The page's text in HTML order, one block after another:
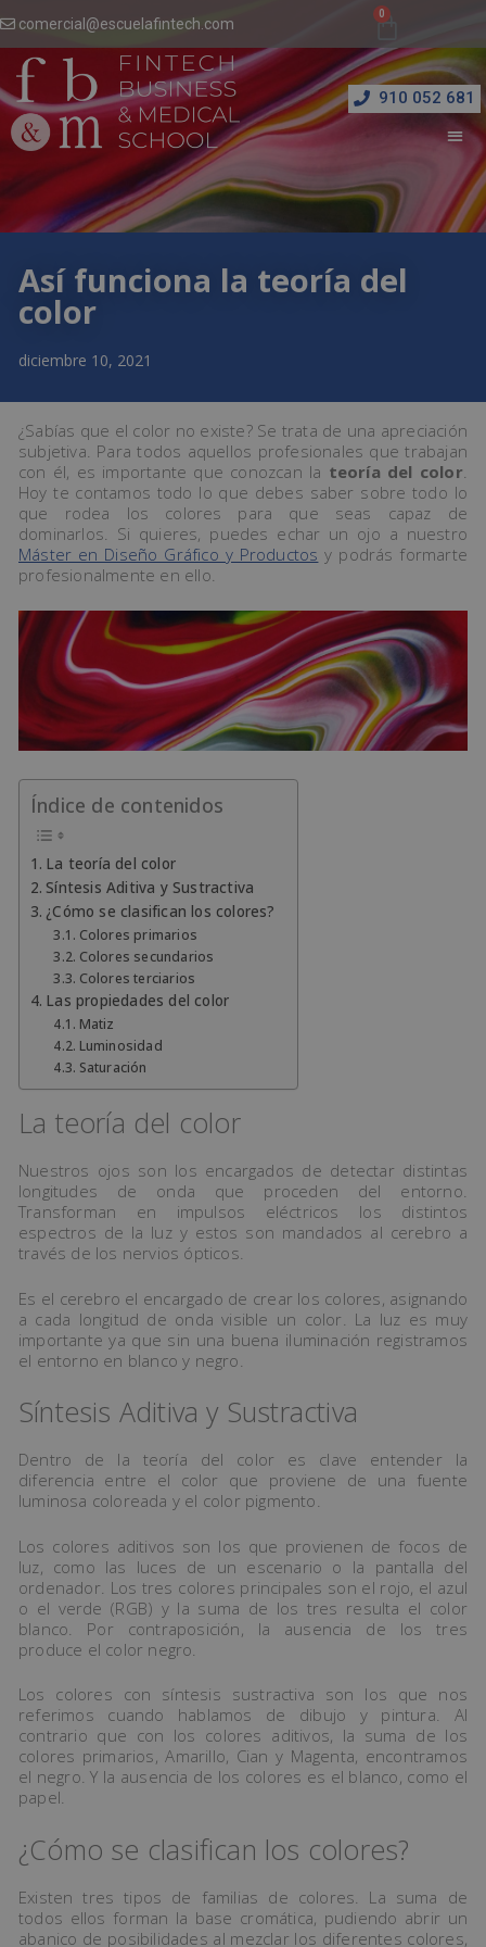
comercial@escuelafintech.com
910 052 681
Así funciona la teoría del
color
diciembre 10, 2021
¿Sabías que el color no existe? Se trata de una apreciación
subjetiva. Para todos aquellos profesionales que trabajan
con él, es importante que conozcan la teoría del color.
Hoy te contamos todo lo que debes saber sobre todo lo
que rodea los colores para que seas capaz de
dominarlos. Si quieres, puedes echar un ojo a nuestro
Máster en Diseño Gráfico y Productos y podrás formarte
profesionalmente en ello.
Índice de contenidos
La teoría del color
Síntesis Aditiva y Sustractiva
¿Cómo se clasifican los colores?
Colores primarios
Colores secundarios
Colores terciarios
Las propiedades del color
Matiz
Luminosidad
Saturación
La teoría del color
Nuestros ojos son los encargados de detectar distintas
longitudes de onda que proceden del entorno.
Transforman en impulsos eléctricos los distintos
espectros de la luz y estos son mandados al cerebro a
través de los nervios ópticos.
Es el cerebro el encargado de crear los colores, asignando
a cada longitud de onda visible un color. La luz es muy
importante ya que sin una buena iluminación registramos
el entorno en blanco y negro.
Síntesis Aditiva y Sustractiva
Dentro de la teoría del color es clave entender la
diferencia entre el color que proviene de una fuente
luminosa coloreada y el color pigmento.
Los colores aditivos son los que provienen de focos de
luz, como las luces de un escenario o la pantalla del
ordenador. Los tres colores principales son el rojo, el azul
o el verde (RGB) y la suma de los tres resulta el color
blanco. Por contraposición, la ausencia de los tres
produce el color negro.
Los colores con síntesis sustractiva son los que nos
referimos cuando hablamos de dibujo y pintura. Al
contrario que con los colores aditivos, la suma de los
colores primarios, Amarillo, Cian y Magenta, encontramos
el negro. Y la ausencia de los colores es el blanco, como el
papel.
¿Cómo se clasifican los colores?
Existen tres tipos de familias de colores. La suma de
todos ellos forman la base cromática, pudiendo abrir un
abanico de posibilidades al mezclar los diferentes colores,